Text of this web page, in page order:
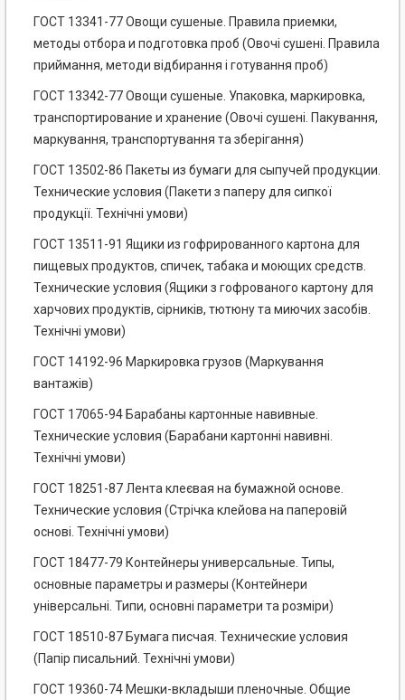
ГОСТ 13341-77 Овощи сушеные. Правила приемки,
методы отбора и подготовка проб (Овочі сушені. Правила
приймання, методи відбирання і готування проб)
ГОСТ 13342-77 Овощи сушеные. Упаковка, маркировка,
транспортирование и хранение (Овочі сушені. Пакування,
маркування, транспортування та зберігання)
ГОСТ 13502-86 Пакеты из бумаги для сыпучей продукции.
Технические условия (Пакети з паперу для сипкої
продукції. Технічні умови)
ГОСТ 13511-91 Ящики из гофрированного картона для
пищевых продуктов, спичек, табака и моющих средств.
Технические условия (Ящики з гофрованого картону для
харчових продуктів, сірників, тютюну та миючих засобів.
Технічні умови)
ГОСТ 14192-96 Маркировка грузов (Маркування
вантажів)
ГОСТ 17065-94 Барабаны картонные навивные.
Технические условия (Барабани картонні навивні.
Технічні умови)
ГОСТ 18251-87 Лента клеєвая на бумажной основе.
Технические условия (Стрічка клейова на паперовій
основі. Технічні умови)
ГОСТ 18477-79 Контейнеры универсальные. Типы,
основные параметры и размеры (Контейнери
універсальні. Типи, основні параметри та розміри)
ГОСТ 18510-87 Бумага писчая. Технические условия
(Папір писальний. Технічні умови)
ГОСТ 19360-74 Мешки-вкладыши пленочные. Общие